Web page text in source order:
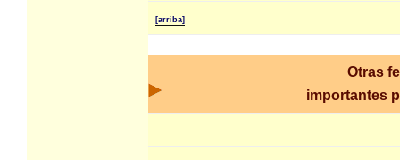
[arriba]
Otras
importantes